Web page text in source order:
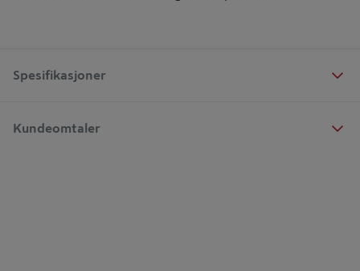
Spesifikasjoner
Kundeomtaler